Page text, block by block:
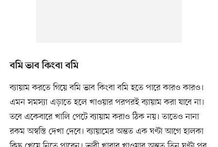
বমি ভাব কিংবা বমি
ব্যায়াম করতে গিয়ে বমি ভাব কিংবা বমি হতে পারে কারও কারও।
এমন সমস্যা এড়াতে হলে খাওয়ার পরপরই ব্যায়াম করা যাবে না।
তবে একেবারে খালি পেটে ব্যায়াম করাও ঠিক নয়। তাতেও নানা
রকম অস্বস্তি দেখা দেবে। ব্যায়ামের অন্তত এক ঘণ্টা আগে হালকা